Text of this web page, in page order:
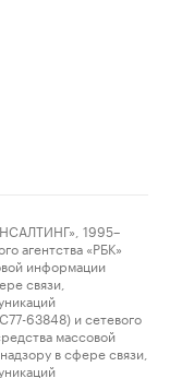
1995–
агентства «РБК»
информации
связи,
63848) и сетевого
массовой
в сфере связи,